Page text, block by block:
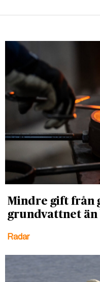
Mindre gift från
grundvattnet än
Radar